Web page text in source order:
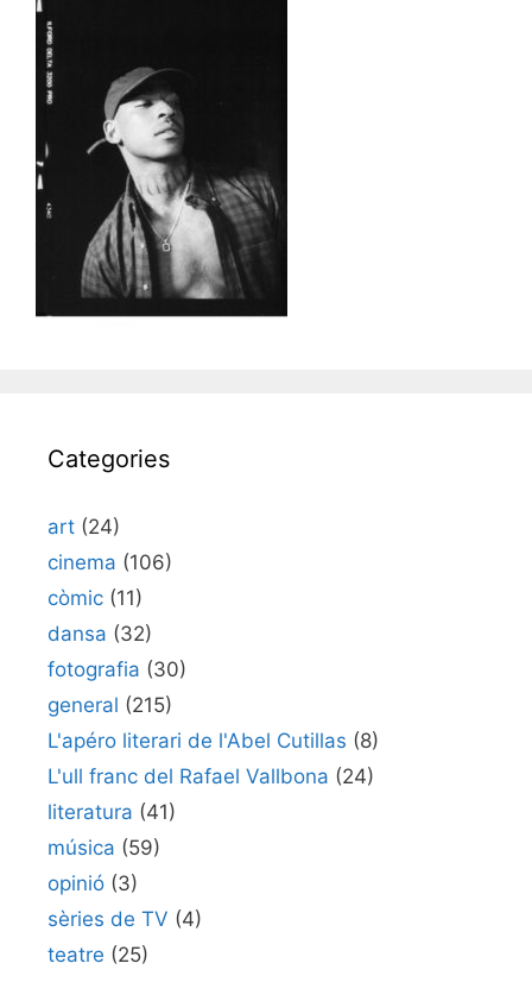
Categories
art (24)
cinema (106)
còmic (11)
dansa (32)
fotografia (30)
general (215)
L'apéro literari de l'Abel Cutillas (8)
L'ull franc del Rafael Vallbona (24)
literatura (41)
música (59)
opinió (3)
sèries de TV (4)
teatre (25)